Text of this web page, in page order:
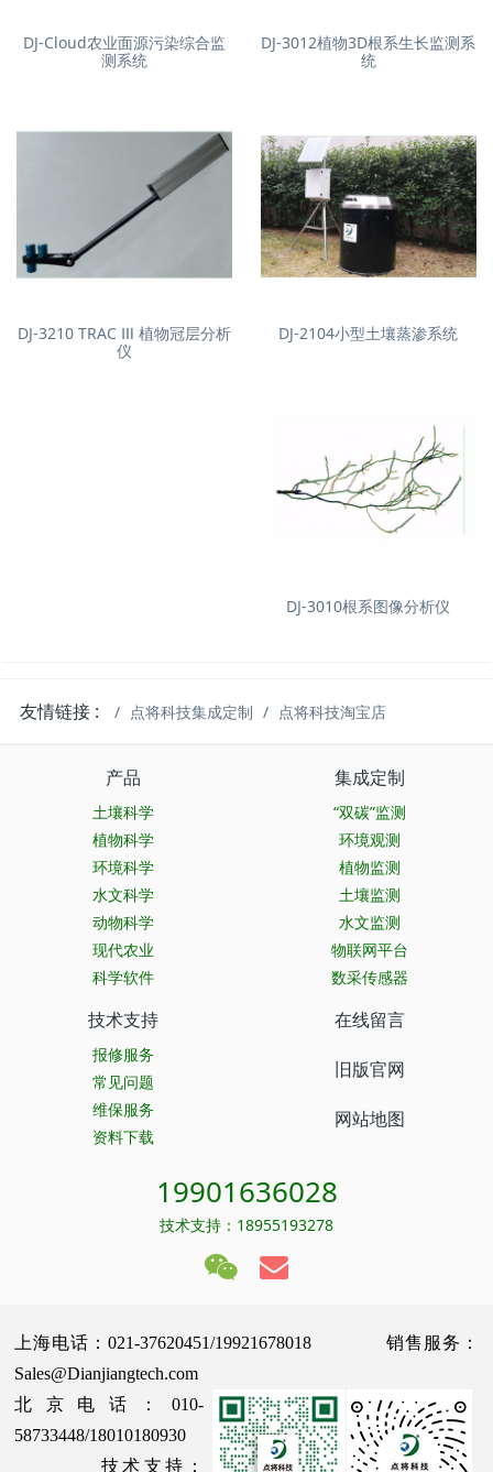
DJ-Cloud农业面源污染综合监
测系统
DJ-3012植物3D根系生长监测系
统
DJ-3210 TRAC Ⅲ 植物冠层分析
仪
DJ-2104小型土壤蒸渗系统
DJ-3010根系图像分析仪
友情链接 : 点将科技集成定制 点将科技淘宝店
产品
土壤科学
植物科学
环境科学
水文科学
动物科学
现代农业
科学软件
集成定制
“双碳”监测
环境观测
植物监测
土壤监测
水文监测
物联网平台
数采传感器
技术支持
报修服务
常见问题
维保服务
资料下载
在线留言
旧版官网
网站地图
19901636028
技术支持：18955193278
上海电话：021-37620451/19921678018 销售服务：
Sales@Dianjiangtech.com
北京电话：010-
58733448/18010180930
技术支持：